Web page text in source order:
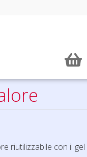
riutilizzabile con il gel